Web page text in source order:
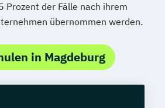
Prozent der Fälle nach ihrem
übernommen werden.
in Magdeburg